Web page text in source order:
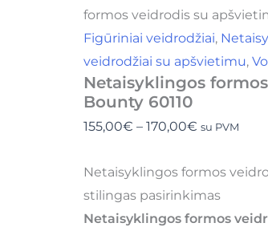
formos veidrodis su
Figūriniai veidrodžiai,
veidrodžiai su apšvietimu,
Netaisyklingos
Bounty 60110
155,00€ – 170,00€ su PVM
Netaisyklingos formos
stilingas pasirinkimas
Netaisyklingos formos